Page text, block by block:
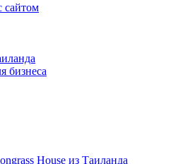
сайтом
бизнеса
House из Таиланда